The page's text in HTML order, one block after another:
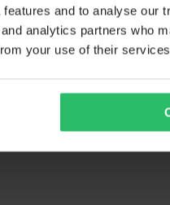
and to analyse our
analytics partners who
your use of their